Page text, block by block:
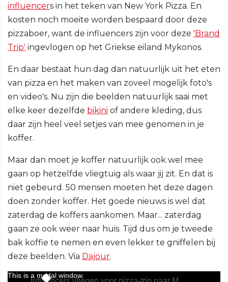
influencers in het teken van New York Pizza. En
kosten noch moeite worden bespaard door deze
pizzaboer, want de influencers zijn voor deze 'Brand
Trip' ingevlogen op het Griekse eiland Mykonos.
En daar bestaat hun dag dan natuurlijk uit het eten
van pizza en het maken van zoveel mogelijk foto's
en video's. Nu zijn die beelden natuurlijk saai met
elke keer dezelfde bikini of andere kleding, dus
daar zijn heel veel setjes van mee genomen in je
koffer.
Maar dan moet je koffer natuurlijk ook wel mee
gaan op hetzelfde vliegtuig als waar jij zit. En dat is
niet gebeurd. 50 mensen moeten het deze dagen
doen zonder koffer. Het goede nieuws is wel dat
zaterdag de koffers aankomen. Maar... zaterdag
gaan ze ook weer naar huis. Tijd dus om je tweede
bak koffie te nemen en even lekker te gniffelen bij
deze beelden. Via Dajour.